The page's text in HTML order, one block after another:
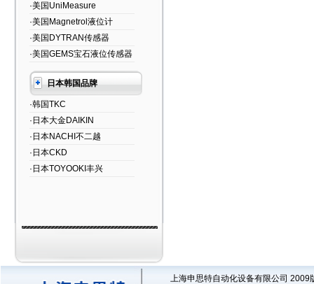
·美国UniMeasure
·美国Magnetrol液位计
·美国DYTRAN传感器
·美国GEMS宝石液位传感器
日本韩国品牌
·韩国TKC
·日本大金DAIKIN
·日本NACHI不二越
·日本CKD
·日本TOYOOKI丰兴
上海申思特自动化设备有限公司